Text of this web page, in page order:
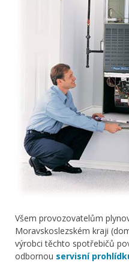
Všem provozovatelům
Moravskoslezském kraji
výrobci těchto spotřebičů
odbornou servisní